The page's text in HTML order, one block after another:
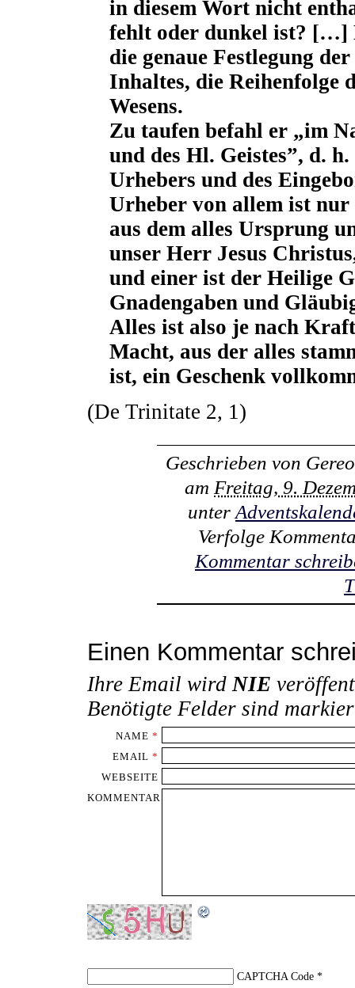
in diesem Wort nicht
fehlt oder dunkel ist? […]
die genaue Festlegung
Inhaltes, die Reihenfolge
Wesens.
Zu taufen befahl er „im
und des Hl. Geistes”, d.
Urhebers und des
Urheber von allem ist nur
aus dem alles Ursprung
unser Herr Jesus
und einer ist der Heilige
Gnadengaben und
Alles ist also je nach
Macht, aus der alles
ist, ein Geschenk
(De Trinitate 2, 1)
Geschrieben von
am Freitag, 9.
unter
Verfolge
Kommentar
Einen Kommentar
Ihre Email wird NIE
Benötigte Felder sind
NAME *
EMAIL *
WEBSEITE
KOMMENTAR
CAPTCHA Code*